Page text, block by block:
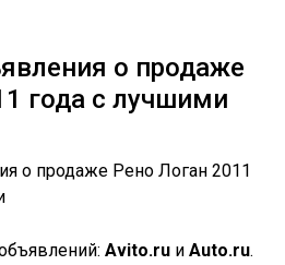
о продаже
года с лучшими
объявлений:Avito.ru иAuto.ru.